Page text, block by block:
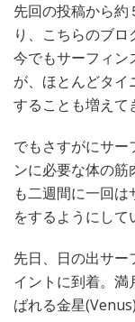
先回の投稿から
り、こちらのブ
今でもサーフィン
が、ほとんどタイ
することも増えて
でもさすがにサー
ンに必要な体の
も二週間に一回
をするようにして
先日、日の出サー
イントに到着。
ばれる金星(Venus)